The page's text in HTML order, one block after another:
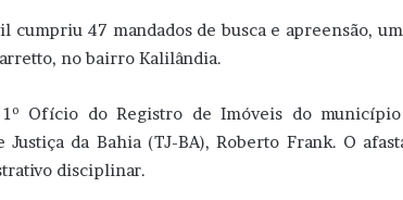
cumpriu 47 mandados de busca e apreensão,
no bairro Kalilândia.
Ofício do Registro de Imóveis do
da Bahia (TJ-BA), Roberto Frank. O
disciplinar.